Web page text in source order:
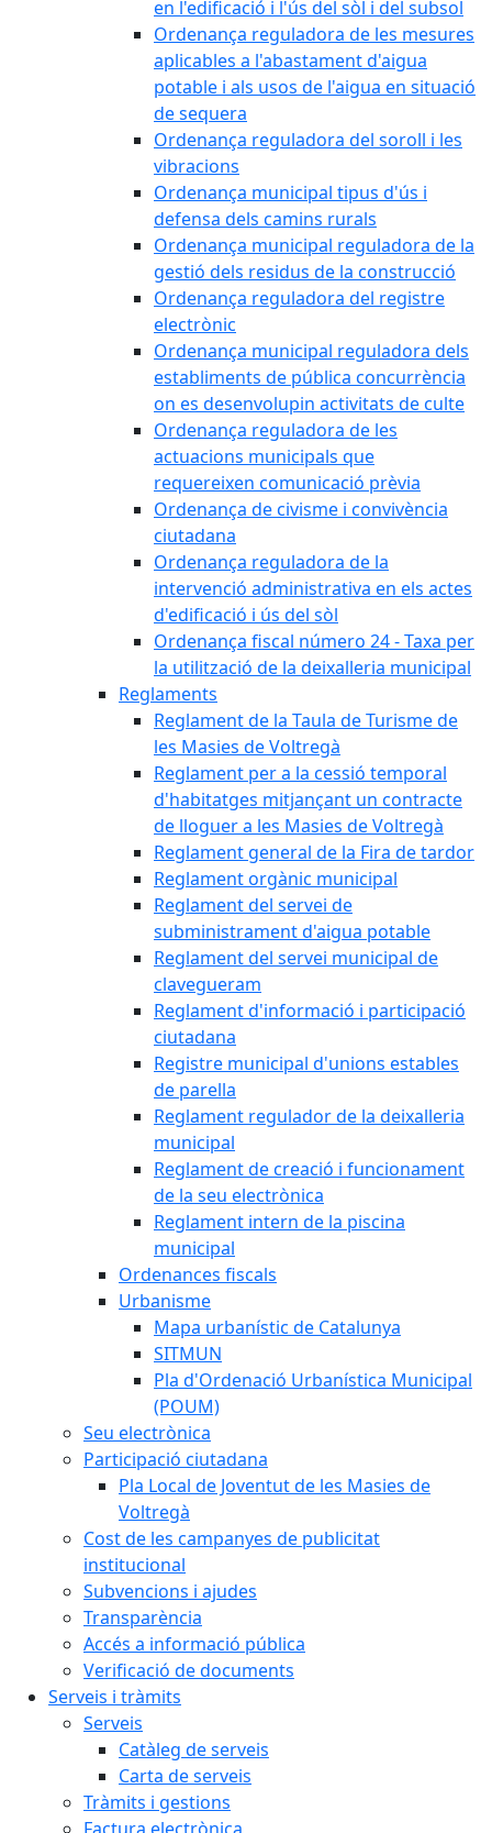
en l'edificació i l'ús del sòl i del subsol
Ordenança reguladora de les mesures
aplicables a l'abastament d'aigua
potable i als usos de l'aigua en situació
de sequera
Ordenança reguladora del soroll i les
vibracions
Ordenança municipal tipus d'ús i
defensa dels camins rurals
Ordenança municipal reguladora de la
gestió dels residus de la construcció
Ordenança reguladora del registre
electrònic
Ordenança municipal reguladora dels
establiments de pública concurrència
on es desenvolupin activitats de culte
Ordenança reguladora de les
actuacions municipals que
requereixen comunicació prèvia
Ordenança de civisme i convivència
ciutadana
Ordenança reguladora de la
intervenció administrativa en els actes
d'edificació i ús del sòl
Ordenança fiscal número 24 - Taxa per
la utilització de la deixalleria municipal
Reglaments
Reglament de la Taula de Turisme de
les Masies de Voltregà
Reglament per a la cessió temporal
d'habitatges mitjançant un contracte
de lloguer a les Masies de Voltregà
Reglament general de la Fira de tardor
Reglament orgànic municipal
Reglament del servei de
subministrament d'aigua potable
Reglament del servei municipal de
clavegueram
Reglament d'informació i participació
ciutadana
Registre municipal d'unions estables
de parella
Reglament regulador de la deixalleria
municipal
Reglament de creació i funcionament
de la seu electrònica
Reglament intern de la piscina
municipal
Ordenances fiscals
Urbanisme
Mapa urbanístic de Catalunya
SITMUN
Pla d'Ordenació Urbanística Municipal
(POUM)
Seu electrònica
Participació ciutadana
Pla Local de Joventut de les Masies de
Voltregà
Cost de les campanyes de publicitat
institucional
Subvencions i ajudes
Transparència
Accés a informació pública
Verificació de documents
Serveis i tràmits
Serveis
Catàleg de serveis
Carta de serveis
Tràmits i gestions